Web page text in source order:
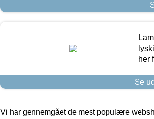
her
Se
Vi har gennemgået de mest populære